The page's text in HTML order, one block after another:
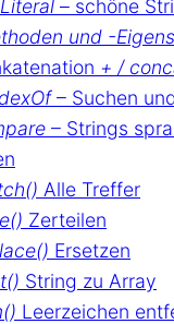
– schöne
und -
+ /
– Suchen
– Strings
Alle Treffer
Zerteilen
Ersetzen
String zu Array
Leerzeichen